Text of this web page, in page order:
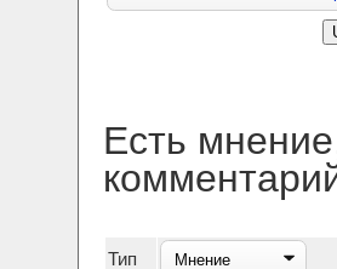
Есть
Тип